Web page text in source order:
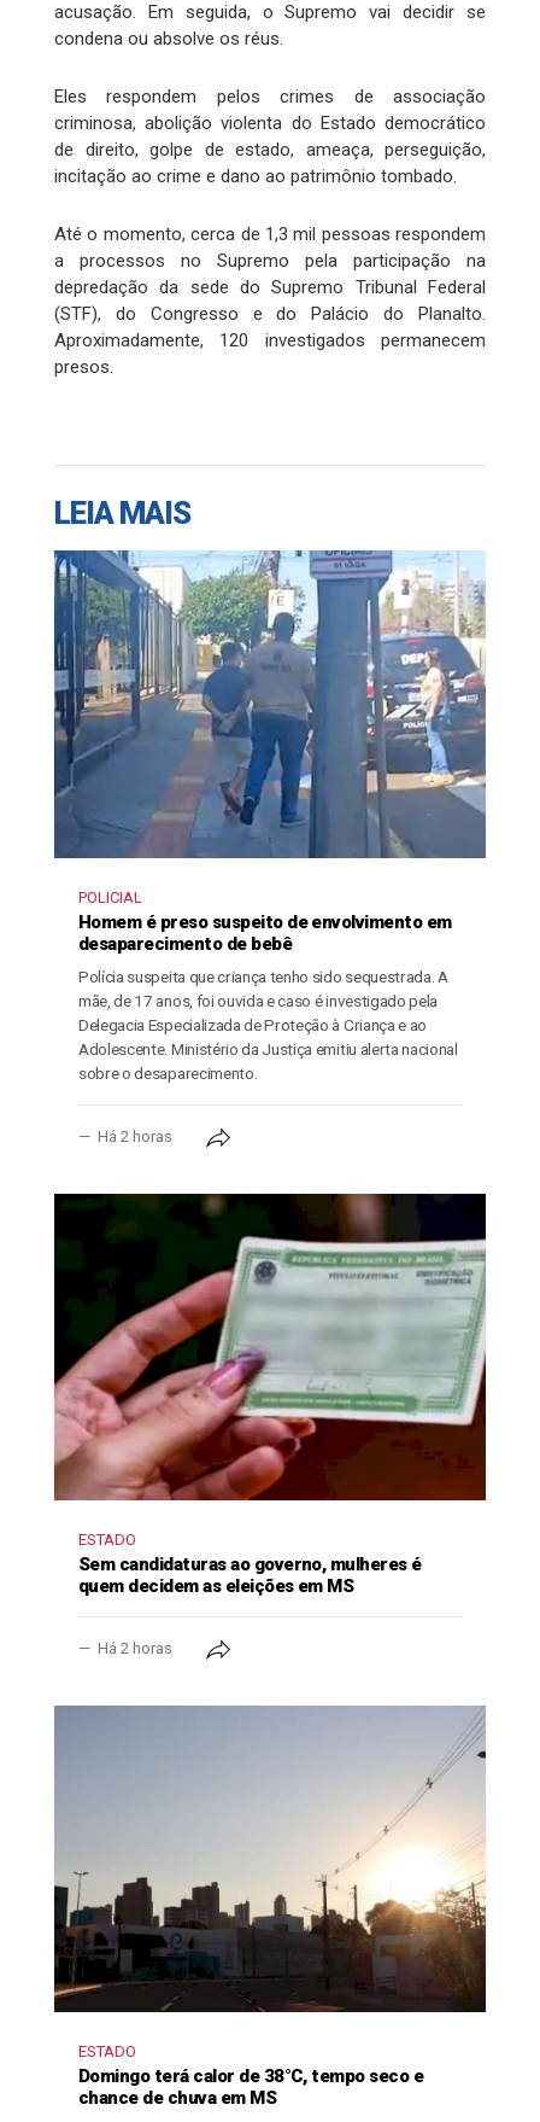
acusação. Em seguida, o Supremo vai decidir se
condena ou absolve os réus.
Eles respondem pelos crimes de associação
criminosa, abolição violenta do Estado democrático
de direito, golpe de estado, ameaça, perseguição,
incitação ao crime e dano ao patrimônio tombado.
Até o momento, cerca de 1,3 mil pessoas respondem
a processos no Supremo pela participação na
depredação da sede do Supremo Tribunal Federal
(STF), do Congresso e do Palácio do Planalto.
Aproximadamente, 120 investigados permanecem
presos.
LEIA MAIS
POLICIAL
Homem é preso suspeito de envolvimento em
desaparecimento de bebê
Polícia suspeita que criança tenho sido sequestrada. A
mãe, de 17 anos, foi ouvida e caso é investigado pela
Delegacia Especializada de Proteção à Criança e ao
Adolescente. Ministério da Justiça emitiu alerta nacional
sobre o desaparecimento.
Há 2 horas
ESTADO
Sem candidaturas ao governo, mulheres é
quem decidem as eleições em MS
Há 2 horas
ESTADO
Domingo terá calor de 38°C, tempo seco e
chance de chuva em MS